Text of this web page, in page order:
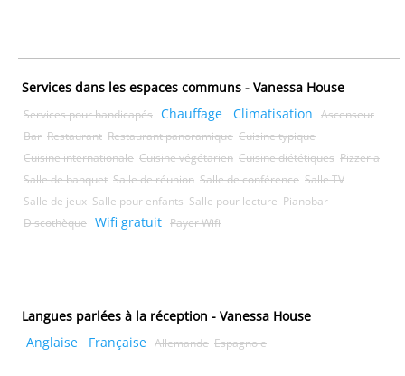
Services dans les espaces communs - Vanessa House
Services pour handicapés Chauffage Climatisation
Ascenseur
Bar Restaurant Restaurant panoramique Cuisine typique
Cuisine internationale Cuisine végétarien Cuisine diététiques Pizzeria
Salle de banquet Salle de réunion Salle de conférence Salle TV
Salle de jeux Salle pour enfants Salle pour lecture Pianobar
Discothèque Wifi gratuit Payer Wifi
Langues parlées à la réception - Vanessa House
Anglaise
Française Allemande Espagnole